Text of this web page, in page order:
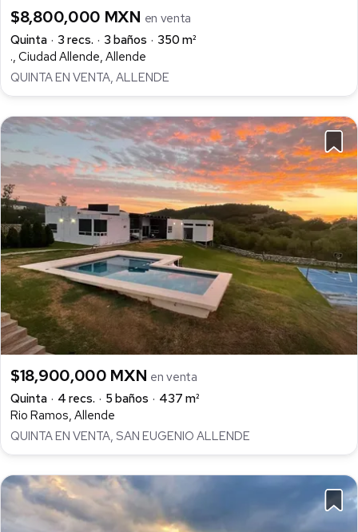
$8,800,000 MXN en venta
Quinta
3 recs. 3 baños
350 m²
., Ciudad Allende, Allende
QUINTA EN VENTA, ALLENDE
$18,900,000 MXN en venta
Quinta
4 recs. 5 baños
437 m²
Rio Ramos, Allende
QUINTA EN VENTA, SAN EUGENIO ALLENDE